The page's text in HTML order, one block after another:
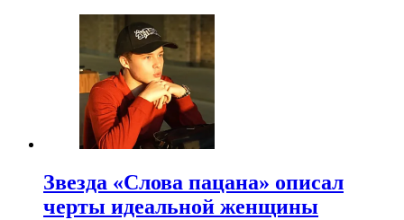
Звезда «Слова пацана» описал
черты идеальной женщины